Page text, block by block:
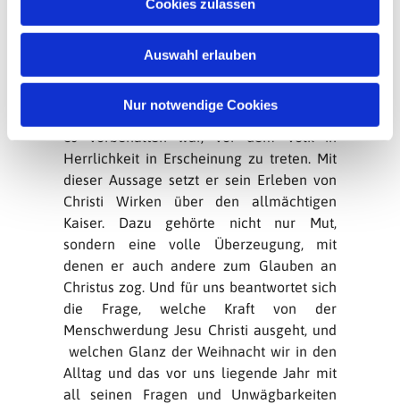
Cookies zulassen
Auswahl erlauben
Nur notwendige Cookies
dem Tod Christi verinnerlicht hat. Um die
Aussage von der „Herrlichkeit als des
eingeborenen Sohnes“ genauer deuten zu
können, müssen wir uns in die Bilderwelt
Rom waren gottgleiche Herrscher, denen
es vorbehalten war, vor dem Volk in
Herrlichkeit in Erscheinung zu treten. Mit
dieser Aussage setzt er sein Erleben von
Christi Wirken über den allmächtigen
Kaiser. Dazu gehörte nicht nur Mut,
sondern eine volle Überzeugung, mit
denen er auch andere zum Glauben an
Christus zog. Und für uns beantwortet sich
die Frage, welche Kraft von der
Menschwerdung Jesu Christi ausgeht, und
welchen Glanz der Weihnacht wir in den
Alltag und das vor uns liegende Jahr mit
all seinen Fragen und Unwägbarkeiten